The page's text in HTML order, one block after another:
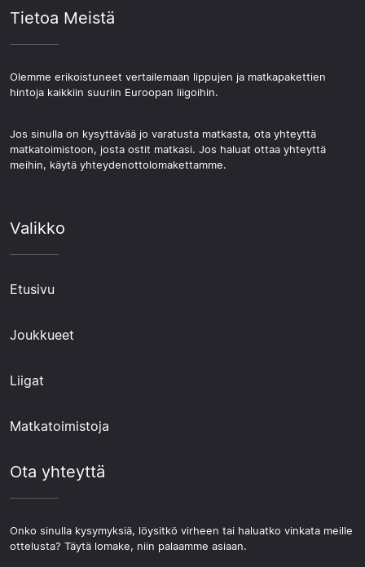
Tietoa Meistä
Olemme erikoistuneet vertailemaan lippujen ja matkapakettien
hintoja kaikkiin suuriin Euroopan liigoihin.
Jos sinulla on kysyttävää jo varatusta matkasta, ota yhteyttä
matkatoimistoon, josta ostit matkasi. Jos haluat ottaa yhteyttä
meihin, käytä yhteydenottolomakettamme.
Valikko
Etusivu
Joukkueet
Liigat
Matkatoimistoja
Ota yhteyttä
Onko sinulla kysymyksiä, löysitkö virheen tai haluatko vinkata meille
ottelusta? Täytä lomake, niin palaamme asiaan.